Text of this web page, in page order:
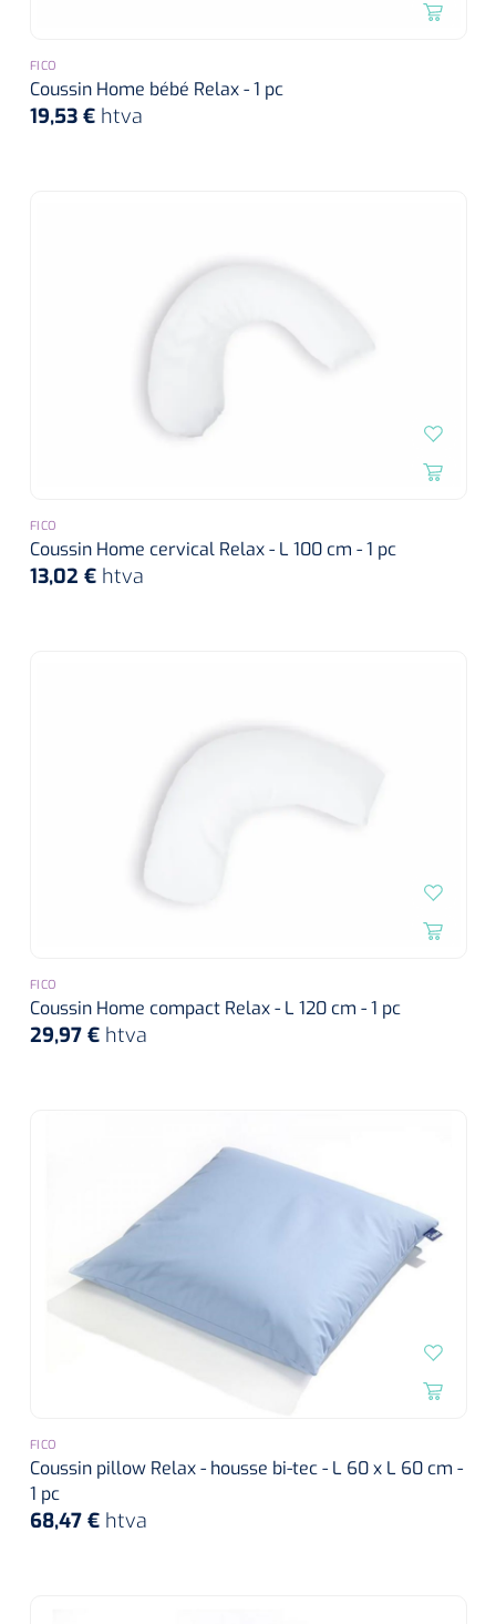
FICO
Coussin Home bébé Relax - 1 pc
19,53 € htva
FICO
Coussin Home cervical Relax - L 100 cm - 1 pc
13,02 € htva
FICO
Coussin Home compact Relax - L 120 cm - 1 pc
29,97 € htva
FICO
Coussin pillow Relax - housse bi-tec - L 60 x L 60 cm -
1 pc
68,47 € htva